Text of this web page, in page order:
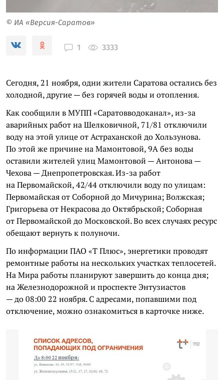
© ИА «Версия-Саратов»
1 3333
Сегодня, 21 ноября, одни жители Саратова остались без
холодной, другие—без горячей воды и отопления.
Как сообщили в МУПП «Саратовводоканал», из-за
аварийных работ на Шелковичной, 71/81 отключили
воду на этой улице от Астраханской до Хользунова.
По этой же причине на Мамонтовой, 9А без воды
оставили жителей улиц Мамонтовой — Антонова —
Чехова — Днепропетровская. Из-за работ
на Первомайской, 42/44 отключили воду по улицам:
Первомайская от Соборной до Мичурина; Волжская;
Григорьева от Некрасова до Октябрьской; Соборная
от Первомайской до Московской. Во всех случаях ресурс
обещают вернуть к полуночи.
По информации ПАО «Т Плюс», энергетики проводят
ремонтные работы на нескольких участках теплосетей.
На Мира работы планируют завершить до конца дня;
на Железнодорожной и проспекте Энтузиастов
—до 08:00 22 ноября. С адресами, попавшими под
отключение, можно ознакомиться в карточке ниже.